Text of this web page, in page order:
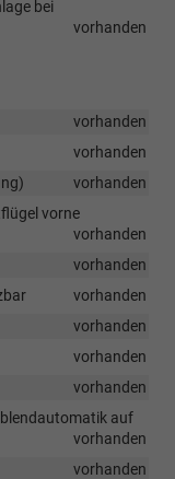
bei
vorhanden
vorhanden
vorhanden
vorhanden
vorne
vorhanden
vorhanden
vorhanden
vorhanden
vorhanden
vorhanden
auf
vorhanden
vorhanden